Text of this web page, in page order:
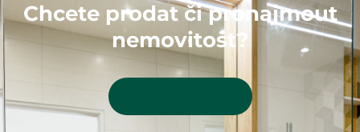
Chcete prodat či pronajmout
nemovitost?